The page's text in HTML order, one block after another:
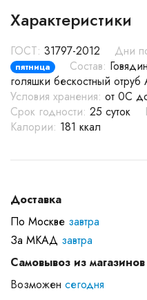
Характеристики
ГОСТ: 31797-2012 Дни
пятница
Состав:
голяшки бескостный отруб
Условия хранения: от 0С
Срок годности: 25 суток
Калории: 181 ккал
Доставка
По Москве завтра
За МКАД завтра
Самовывоз из магазинов
Возможен сегодня